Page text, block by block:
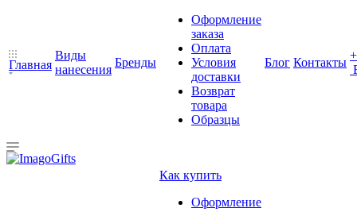
Главная
Виды
нанесения
Бренды
Оформление
заказа
Оплата
Условия
доставки
Возврат
товара
Образцы
Блог Контакты
+
Как купить
Оформление